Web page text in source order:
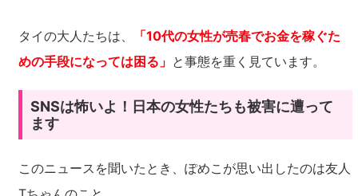
タイの大人たちは、
「10代の女性が売春でお金を稼ぐた
めの手段になっては困る」 と事態を重く見ています。
SNSは怖いよ！日本の女性たちも被害に遭って
ます
このニュースを聞いたとき、ぽめこが思い出したのは友人